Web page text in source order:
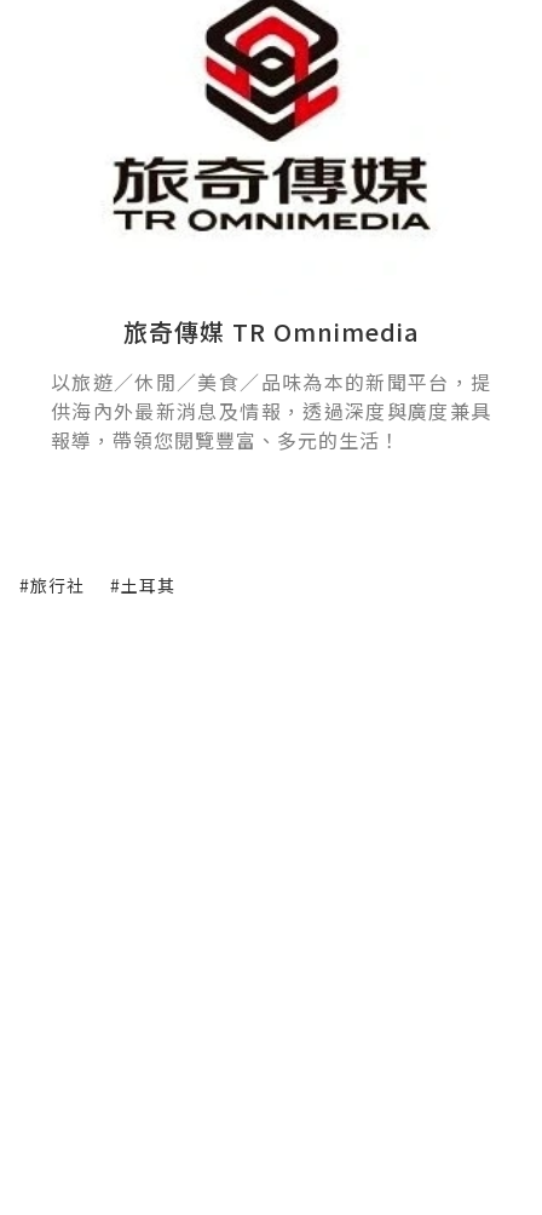
旅奇傳媒 TR Omnimedia
以旅遊／休閒／美食／品味為本的新聞平台，提
供海內外最新消息及情報，透過深度與廣度兼具
報導，帶領您閱覽豐富、多元的生活！
#旅行社 #土耳其